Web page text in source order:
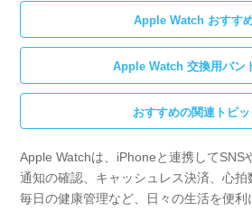
Apple Watch おすす
Apple Watch 交換用バン
おすすめの関連トピッ
Apple Watchは、iPhoneと連携してSNS
通知の確認、キャッシュレス決済、心拍
毎日の健康管理など、日々の生活を便